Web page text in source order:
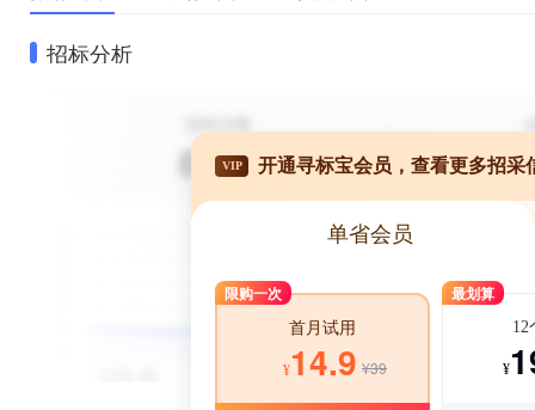
招标分析
VIP 开通寻标宝会员，查看更多招采
单省会员
限购一次
首月试用
¥14.9 ¥39
最划算
12
¥